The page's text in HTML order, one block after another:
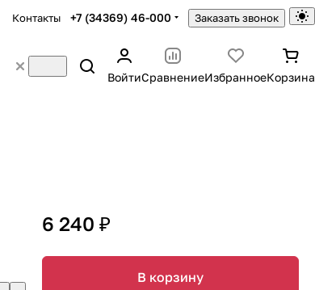
Контакты +7 (34369) 46-000 Заказать звонок
ВойтиСравнениеИзбранноеКорзина
6 240 ₽
В корзину